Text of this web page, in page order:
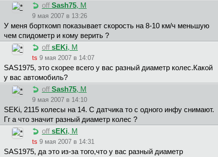
off Sash75, М
9 мая 2007 в 13:26
У меня борткомп показывает скорость на 8-10 км/ч меньшую
чем спидометр и кому верить ?
off sEKi, М
ts 9 мая 2007 в 14:07
SAS1975, это скорее всего у вас разный диаметр колес.Какой
у вас автомобиль?
off Sash75, М
9 мая 2007 в 14:10
SEKi, 2115 колесы на 14. С датчика то с одного инфу снимают.
Гг а что значит разный диаметр колес ?
off sEKi, М
ts 9 мая 2007 в 14:31
SAS1975, да это из-за того,что у вас разный диаметр